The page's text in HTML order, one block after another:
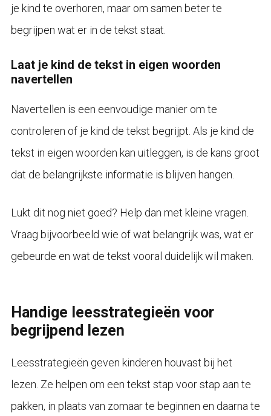
je kind te overhoren, maar om samen beter te
begrijpen wat er in de tekst staat.
Laat je kind de tekst in eigen woorden
navertellen
Navertellen is een eenvoudige manier om te
controleren of je kind de tekst begrijpt. Als je kind de
tekst in eigen woorden kan uitleggen, is de kans groot
dat de belangrijkste informatie is blijven hangen.
Lukt dit nog niet goed? Help dan met kleine vragen.
Vraag bijvoorbeeld wie of wat belangrijk was, wat er
gebeurde en wat de tekst vooral duidelijk wil maken.
Handige leesstrategieën voor
begrijpend lezen
Leesstrategieën geven kinderen houvast bij het
lezen. Ze helpen om een tekst stap voor stap aan te
pakken, in plaats van zomaar te beginnen en daarna te